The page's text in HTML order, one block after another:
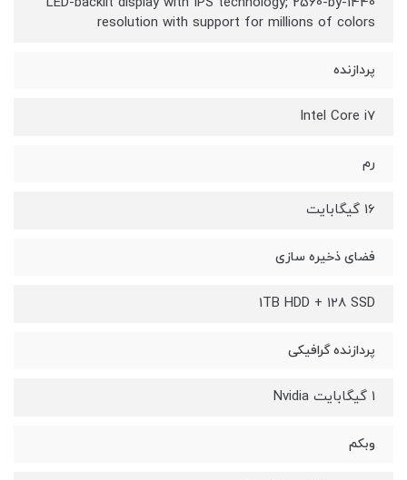
resolution with support for millions of colors
پردازنده
Intel Core i7
رم
16 گیگابایت
فضای ذخیره سازی
1TB HDD + 128 SSD
پردازنده گرافیکی
1 گیگابایت Nvidia
وبکم